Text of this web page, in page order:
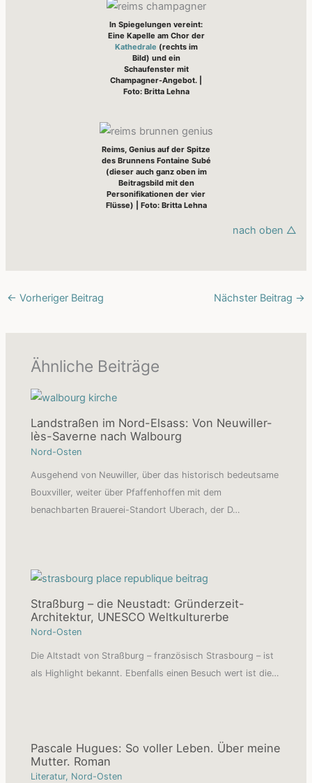
In Spiegelungen vereint:
Eine Kapelle am Chor der
Kathedrale (rechts im
Bild) und ein
Schaufenster mit
Champagner-Angebot. |
Foto: Britta Lehna
Reims, Genius auf der Spitze
des Brunnens Fontaine Subé
(dieser auch ganz oben im
Beitragsbild mit den
Personifikationen der vier
Flüsse) | Foto: Britta Lehna
nach oben △
← Vorheriger Beitrag Nächster Beitrag →
Ähnliche Beiträge
Landstraßen im Nord-Elsass: Von Neuwiller-
lès-Saverne nach Walbourg
Nord-Osten
Ausgehend von Neuwiller, über das historisch bedeutsame
Bouxviller, weiter über Pfaffenhoffen mit dem
benachbarten Brauerei-Standort Uberach, der D…
Straßburg – die Neustadt: Gründerzeit-
Architektur, UNESCO Weltkulturerbe
Nord-Osten
Die Altstadt von Straßburg – französisch Strasbourg – ist
als Highlight bekannt. Ebenfalls einen Besuch wert ist die…
Pascale Hugues: So voller Leben. Über meine
Mutter. Roman
Literatur, Nord-Osten